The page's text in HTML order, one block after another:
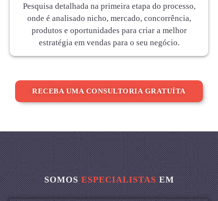
Pesquisa detalhada na primeira etapa do processo,
onde é analisado nicho, mercado, concorrência,
produtos e oportunidades para criar a melhor
estratégia em vendas para o seu negócio.
RECEBA UMA CONSULTORIA GRATUÍTA
SOMOSESPECIALISTASEM